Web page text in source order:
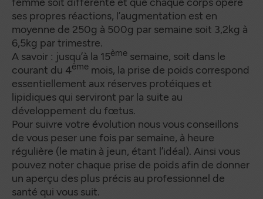
ses propres réactions, l’augmentation est en
moyenne de 250g à 500g par semaine soit 3,2kg à
6,5kg par trimestre.
A savoir : jusqu’à la 15ème semaine, soit dans le
courant du 4ème mois, la prise de poids correspond
essentiellement aux réserves protéiques et
lipidiques qui serviront par la suite au
développement du fœtus.
Pour suivre votre évolution nous vous conseillons
de vous peser une fois par semaine, à heure
régulière (le matin à jeun, étant l’idéal). Ainsi vous
pouvez noter chaque prise de poids afin de donner
un aperçu des plus précis au professionnel de
santé qui vous suit.